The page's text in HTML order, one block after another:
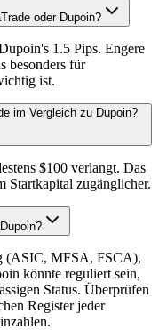
oder Dupoin?
1.5 Pips. Engere
besonders für
ist.
im Vergleich zu Dupoin?
$100 verlangt. Das
Startkapital zugänglicher.
(ASIC, MFSA, FSCA),
könnte reguliert sein,
Status. Überprüfen
Register jeder